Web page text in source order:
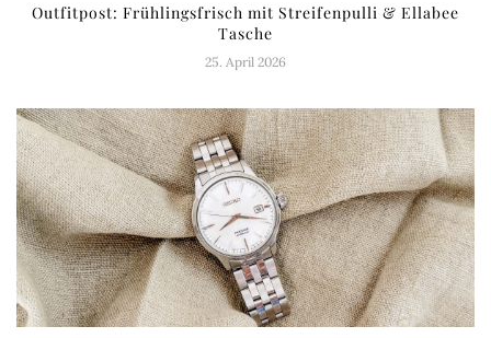
Outfitpost: Frühlingsfrisch mit Streifenpulli & Ellabee
Tasche
25. April 2026